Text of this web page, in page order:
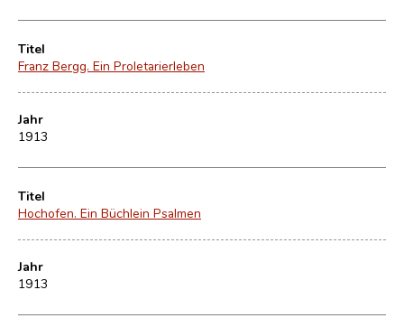
Titel
Franz Bergg. Ein Proletarierleben
Jahr
1913
Titel
Hochofen. Ein Büchlein Psalmen
Jahr
1913